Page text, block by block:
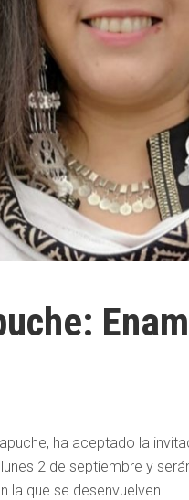
ha aceptado la
2 de septiembre y
la que se desenvuelven.